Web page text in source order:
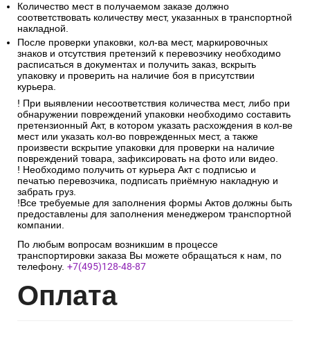
Количество мест в получаемом заказе должно
соответствовать количеству мест, указанных в транспортной
накладной.
После проверки упаковки, кол-ва мест, маркировочных
знаков и отсутствия претензий к перевозчику необходимо
расписаться в документах и получить заказ, вскрыть
упаковку и проверить на наличие боя в присутствии
курьера.
! При выявлении несоответствия количества мест, либо при
обнаружении повреждений упаковки необходимо составить
претензионный Акт, в котором указать расхождения в кол-ве
мест или указать кол-во поврежденных мест, а также
произвести вскрытие упаковки для проверки на наличие
повреждений товара, зафиксировать на фото или видео.
! Необходимо получить от курьера Акт с подписью и
печатью перевозчика, подписать приёмную накладную и
забрать груз.
!Все требуемые для заполнения формы Актов должны быть
предоставлены для заполнения менеджером транспортной
компании.
По любым вопросам возникшим в процессе
транспортировки заказа Вы можете обращаться к нам, по
телефону. +7(495)128-48-87
Оплата